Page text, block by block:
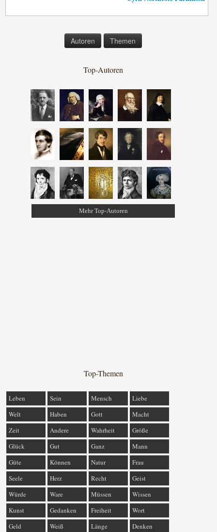
Autoren Themen
Top-Autoren
Mehr Top-Autoren
Top-Themen
Leben Sein Mensch
Liebe
Welt
Haben Gott
Macht
Zeit
Andere Wahrheit
Größe
Glück
Gut Ganz
Mann
Güte
Können Natur
Frau
Seele
Herz Recht
Geist
Würde
Ware Müssen
Wissen
Kunst
Gedanken Freiheit
Wort
Geld
Weiß Länge Denken